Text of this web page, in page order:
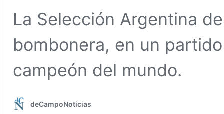
La Selección Argentina
bombonera, en un
campeón del mundo.
deCampoNoticias